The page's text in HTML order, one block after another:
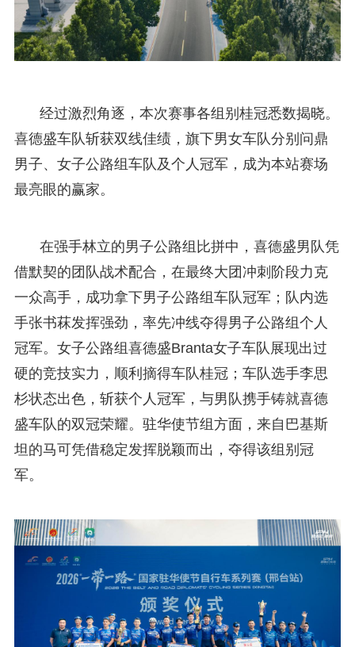
经过激烈角逐，本次赛事各组别桂冠悉数揭晓。
喜德盛车队斩获双线佳绩，旗下男女车队分别问鼎
男子、女子公路组车队及个人冠军，成为本站赛场
最亮眼的赢家。
在强手林立的男子公路组比拼中，喜德盛男队凭
借默契的团队战术配合，在最终大团冲刺阶段力克
一众高手，成功拿下男子公路组车队冠军；队内选
手张书菻发挥强劲，率先冲线夺得男子公路组个人
冠军。女子公路组喜德盛Branta女子车队展现出过
硬的竞技实力，顺利摘得车队桂冠；车队选手李思
杉状态出色，斩获个人冠军，与男队携手铸就喜德
盛车队的双冠荣耀。驻华使节组方面，来自巴基斯
坦的马可凭借稳定发挥脱颖而出，夺得该组别冠
军。